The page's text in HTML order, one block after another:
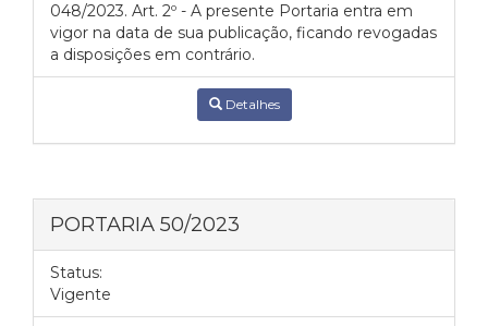
048/2023. Art. 2º - A presente Portaria entra em
vigor na data de sua publicação, ficando revogadas
a disposições em contrário.
Detalhes
PORTARIA 50/2023
Status:
Vigente